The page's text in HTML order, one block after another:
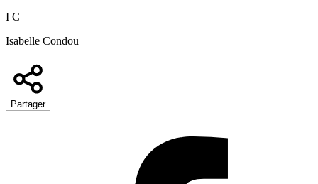
I C
Isabelle Condou
Partager